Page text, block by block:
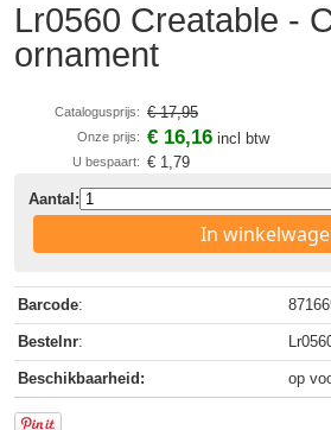
Lr0560 Creatable -
ornament
Catalogusprijs: € 17,95
Onze prijs: € 16,16 incl btw
U bespaart: € 1,79
Aantal:
In
Barcode:
Bestelnr:
Beschikbaarheid: op